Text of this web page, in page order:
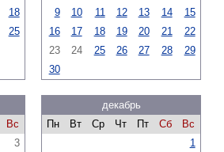
18
25
9
10 11 12 13 14
15
16
17 18 19 20 21
22
23
24 25 26 27 28
29
30
Вс
3
декабрь
Пн
Вт Ср Чт Пт Сб
Вс
1